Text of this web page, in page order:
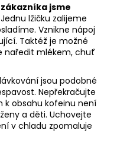
jsme
Jednu lžičku zalijeme
Vznikne nápoj
Taktéž je možné
naředit mlékem, chuť
jsou podobné
Nepřekračujte
k obsahu kofeinu není
a děti. Uchovejte
v chladu zpomaluje